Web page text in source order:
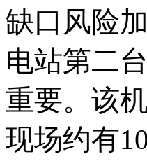
缺口风险
电站第二
重要。该
现场约有